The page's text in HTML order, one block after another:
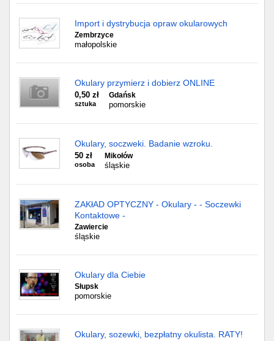
Import i dystrybucja opraw okularowych
Zembrzyce
małopolskie
Okulary przymierz i dobierz ONLINE
0,50 zł
sztuka
Gdańsk
pomorskie
Okulary, soczweki. Badanie wzroku.
50 zł
osoba
Mikołów
śląskie
ZAKłAD OPTYCZNY - Okulary - - Soczewki
Kontaktowe -
Zawiercie
śląskie
Okulary dla Ciebie
Słupsk
pomorskie
Okulary, sozewki, bezpłatny okulista. RATY!